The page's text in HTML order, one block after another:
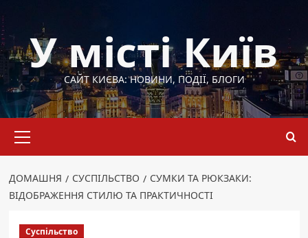
до
вмістуУ місті Київ
САЙТ КИЄВА: НОВИНИ, ПОДІЇ, БЛОГИ
меню
ДОМАШНЯ СУСПІЛЬСТВО
СУМКИ ТА РЮКЗАКИ:
ВІДОБРАЖЕННЯ СТИЛЮ ТА ПРАКТИЧНОСТІ
Суспільство